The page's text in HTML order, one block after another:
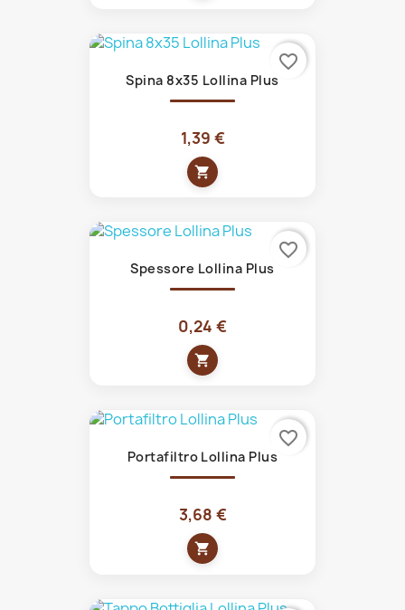
Spina 8x35 Lollina Plus
1,39 €
shopping_cart
favorite_border
Spessore Lollina Plus
0,24 €
shopping_cart
favorite_border
Portafiltro Lollina Plus
3,68 €
shopping_cart
favorite_border